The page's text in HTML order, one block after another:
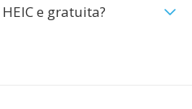
e gratuita?